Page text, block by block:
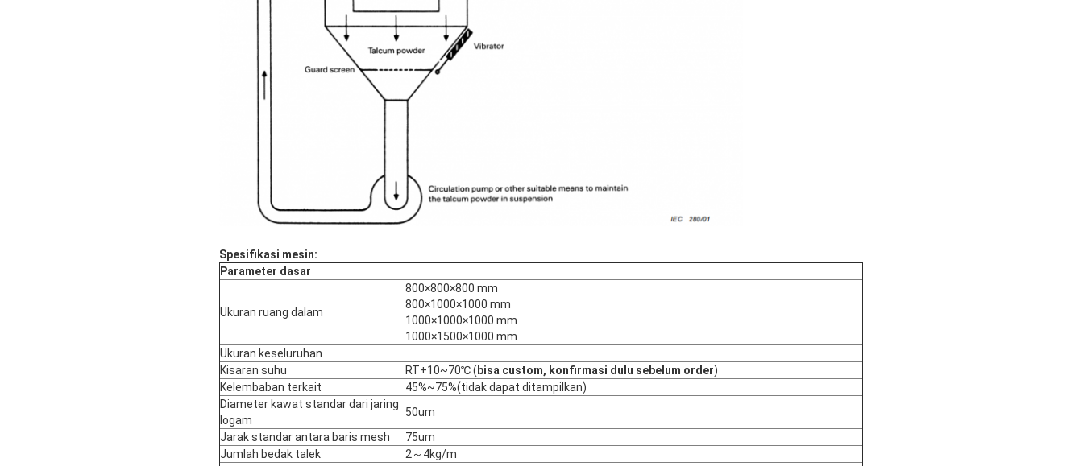
Spesifikasi mesin:
Parameter dasar
Ukuran ruang dalam
800×800×800 mm
800×1000×1000 mm
1000×1000×1000 mm
1000×1500×1000 mm
Ukuran keseluruhan
Kisaran suhu
RT+10~70℃ ( bisa custom, konfirmasi dulu sebelum order)
Kelembaban terkait
45%~75%(tidak dapat ditampilkan)
Diameter kawat standar dari jaring
logam
50um
Jarak standar antara baris mesh
75um
Jumlah bedak talek
2～4kg/m